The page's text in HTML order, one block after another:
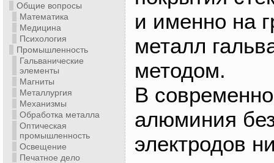
Общие вопросы
Математика
Медицина
Психология
Промышленность
Гальванические
элементы
Магниты
Металлургия
Механизмы
Обработка металла
Оптическая
промышленность
Освещение
Печатное дело
и именно на
металл
методом.
В
алюминия
электродов